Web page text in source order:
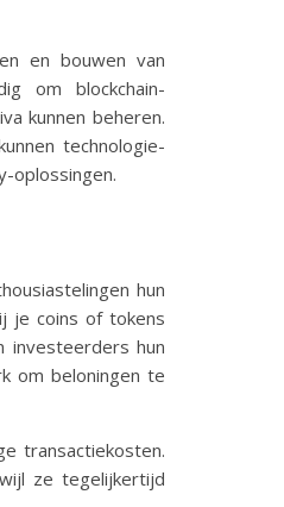
en bouwen van
om blockchain-
kunnen beheren.
technologie-
oplossingen.
hun
je coins of tokens
investeerders hun
om beloningen te
transactiekosten.
ze tegelijkertijd